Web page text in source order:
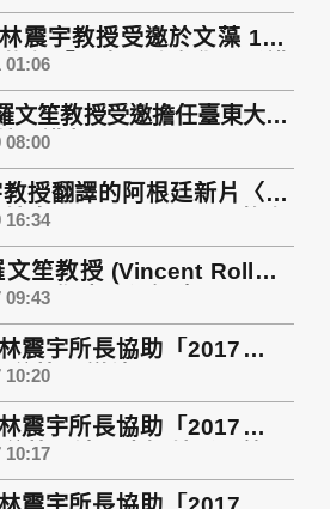
Health Interregionalism in
diseases. EU
ASEAN and the African
震宇教授受邀於文藻 107
任「西班牙跨文化電影講
01:06
文笙教授受邀擔任臺東大學
」講者
08:00
教授翻譯的阿根廷新片〈神
名:La cordillera)即將在
鋁影城(MLD)上映
16:34
文笙教授 (Vincent Rollet )
發表新文章 Using
the WHA
09:43
震宇所長協助「2017高雄
比亞導演 Juan Manuel
譯人員
10:20
震宇所長協助「2017高雄
比亞波哥大短片影展策展
Manrique Velasquez 的
10:17